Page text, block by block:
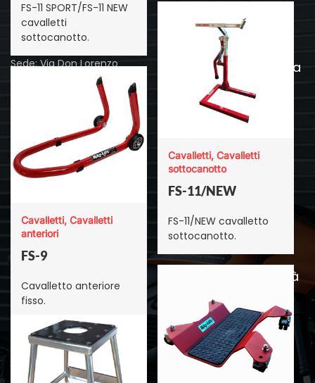
FS-11 SPORT/FS-11 NEW
cavalletti
sottocanotto.
Cavalletti, Cavalletti
sottocanotto
FS-11/NEW
FS-11/NEW cavalletto
sottocanotto.
Cavalletti, Cavalletti
anteriori
FS-9
Cavalletto anteriore
fisso.
Sede legale: Via Linati, 7,
Sede: Via Don Lorenzo
Milani-Est, 40/42, 43012 -
P.IVA: 02757340340,
CCIAA/REA: PR 264478,
Cap.Sociale: 100.000,00 €
Sollevatori
Allestimento officina
Cavalletti moto
Cataloghi
Contatti
Blog
officina
Attrezzi professionali
Modoflex - Arredo
officina
Quality
Politica della Qualità
Legal
Privacy Policy